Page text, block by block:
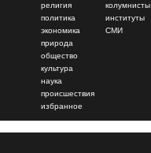
религия
политика
экономика
природа
общество
культура
наука
происшествия
избранное
колумнисты
институты
СМИ